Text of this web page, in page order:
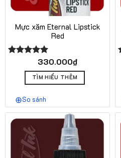
Mực xăm Eternal Lipstick
Red
Được xếp
hạng5.00
330.000₫
TÌM HIỂU THÊM
So sánh